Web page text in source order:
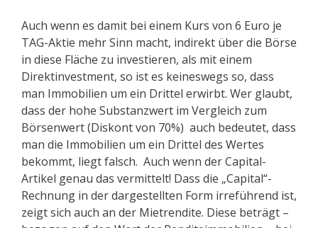
Auch wenn es damit bei einem Kurs von 6 Euro je
TAG-Aktie mehr Sinn macht, indirekt über die Börse
in diese Fläche zu investieren, als mit einem
Direktinvestment, so ist es keineswegs so, dass
man Immobilien um ein Drittel erwirbt. Wer glaubt,
dass der hohe Substanzwert im Vergleich zum
Börsenwert (Diskont von 70%) auch bedeutet, dass
man die Immobilien um ein Drittel des Wertes
bekommt, liegt falsch. Auch wenn der Capital-
Artikel genau das vermittelt! Dass die „Capital“-
Rechnung in der dargestellten Form irreführend ist,
zeigt sich auch an der Mietrendite. Diese beträgt –